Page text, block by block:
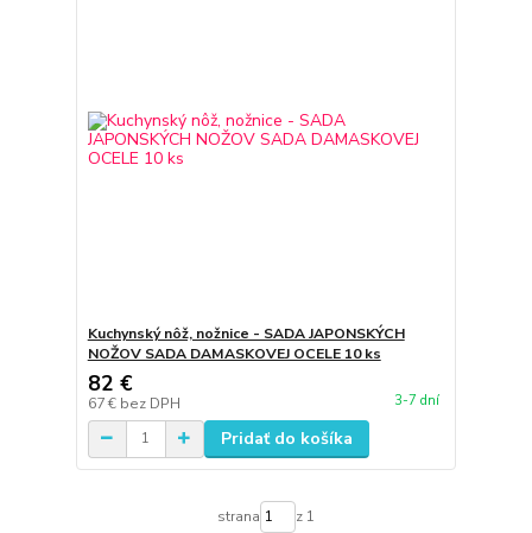
Kuchynský nôž, nožnice - SADA JAPONSKÝCH
NOŽOV SADA DAMASKOVEJ OCELE 10 ks
82 €
67 € bez DPH 3-7 dní
Pridať do košíka
strana z 1